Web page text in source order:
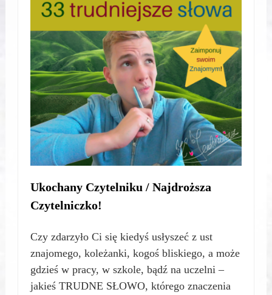
Ukochany Czytelniku / Najdroższa
Czytelniczko!
Czy zdarzyło Ci się kiedyś usłyszeć z ust
znajomego, koleżanki, kogoś bliskiego, a może
gdzieś w pracy, w szkole, bądź na uczelni –
jakieś TRUDNE SŁOWO, którego znaczenia